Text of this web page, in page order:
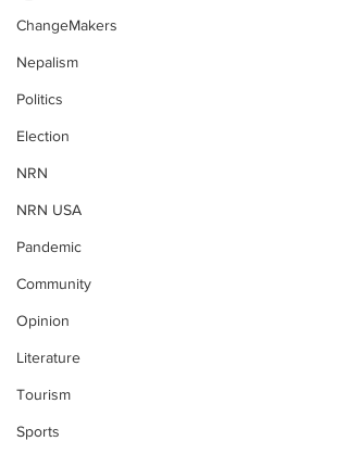
ChangeMakers
Nepalism
Politics
Election
NRN
NRN USA
Pandemic
Community
Opinion
Literature
Tourism
Sports